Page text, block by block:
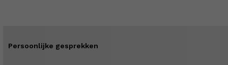
Persoonlijke gesprekken